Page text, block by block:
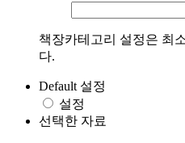
책장카테고리 설정은 최
다.
Default 설정
설정
선택한 자료